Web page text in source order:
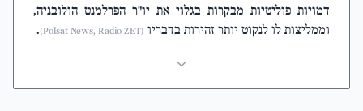
דמויות פוליטיות מבקרות בגלוי את יו"ר הפרלמנט הולובניה,
וממליצות לו לנקוט יותר זהירות בדבריו (Polsat News, Radio ZET)
.